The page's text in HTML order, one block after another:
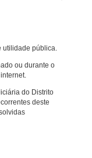
utilidade pública.
ou durante o
do Distrito
deste